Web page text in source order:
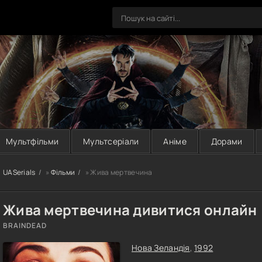
Мультфільми Мультсеріали Аніме Дорами
UASerials » Фільми » Жива мертвечина
Жива мертвечина дивитися онлайн
BRAINDEAD
Нова Зеландія,1992